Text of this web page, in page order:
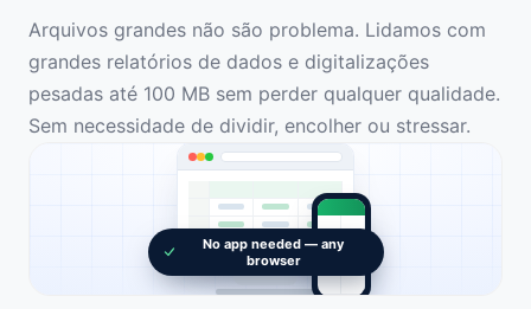
Arquivos grandes não são problema. Lidamos com
grandes relatórios de dados e digitalizações
pesadas até 100 MB sem perder qualquer qualidade.
Sem necessidade de dividir, encolher ou stressar.
No app needed — any
browser